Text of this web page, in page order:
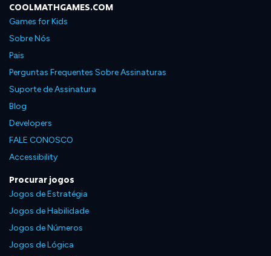
COOLMATHGAMES.COM
Games for Kids
Sobre Nós
Pais
Perguntas Frequentes Sobre Assinaturas
Suporte de Assinatura
Blog
Developers
FALE CONOSCO
Accessibility
Procurar jogos
Jogos de Estratégia
Jogos de Habilidade
Jogos de Números
Jogos de Lógica